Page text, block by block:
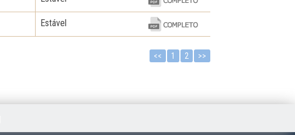
Estável
<< 1 2 >>